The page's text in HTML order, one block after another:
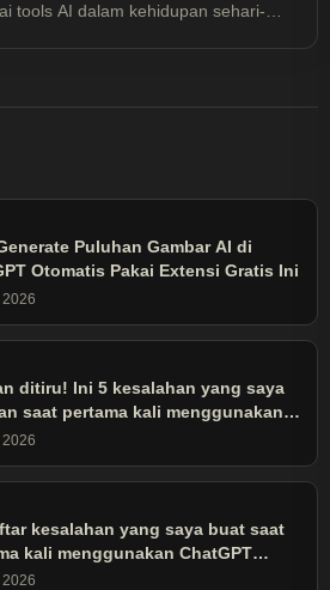
tools AI dalam kehidupan sehari-
Puluhan Gambar AI di
Otomatis Pakai Extensi Gratis Ini
2026
ditiru! Ini 5 kesalahan yang saya
saat pertama kali menggunakan
2026
kesalahan yang saya buat saat
kali menggunakan ChatGPT
ditiru)
2026